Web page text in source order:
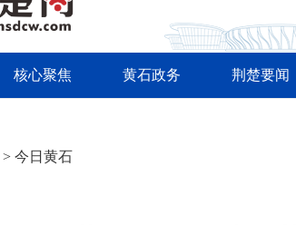
核心聚焦 黄石政务 荆楚要闻
> 今日黄石